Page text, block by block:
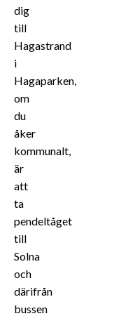
dig
till
Hagastrand
i
Hagaparken,
om
du
åker
kommunalt,
är
att
ta
pendeltåget
till
Solna
och
därifrån
bussen